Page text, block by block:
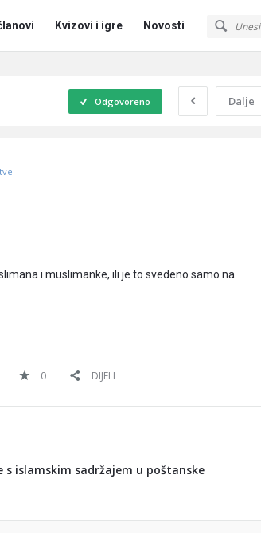
Kvizovi i igre Novosti
Dalje
Odgovoreno
i muslimanke, ili je to svedeno samo na
0 DIJELI
s islamskim sadržajem u poštanske